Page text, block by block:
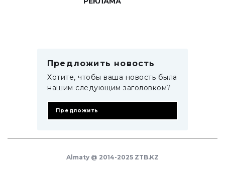
Предложить новость
Хотите, чтобы ваша новость была
нашим следующим заголовком?
Предложить
Almaty @ 2014-2025 ZTB.KZ